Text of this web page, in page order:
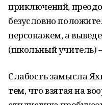
приключений,
безусловно
персонажем, а
(школьный учитель)
Слабость замысла
тем, что взятая на